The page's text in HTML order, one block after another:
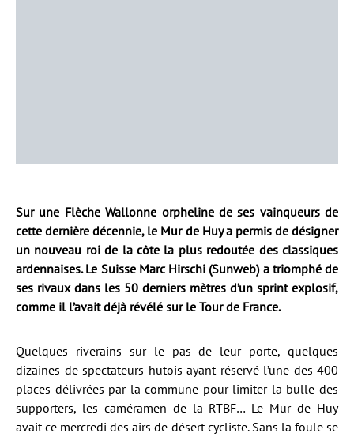
Sur une Flèche Wallonne orpheline de ses vainqueurs de
cette dernière décennie, le Mur de Huy a permis de désigner
un nouveau roi de la côte la plus redoutée des classiques
ardennaises. Le Suisse Marc Hirschi (Sunweb) a triomphé de
ses rivaux dans les 50 derniers mètres d’un sprint explosif,
comme il l’avait déjà révélé sur le Tour de France.
Quelques riverains sur le pas de leur porte, quelques
dizaines de spectateurs hutois ayant réservé l’une des 400
places délivrées par la commune pour limiter la bulle des
supporters, les caméramen de la RTBF… Le Mur de Huy
avait ce mercredi des airs de désert cycliste. Sans la foule se